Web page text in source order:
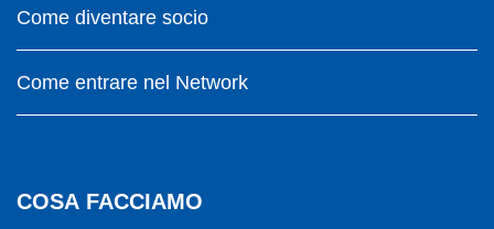
Come diventare socio
Come entrare nel Network
COSA FACCIAMO